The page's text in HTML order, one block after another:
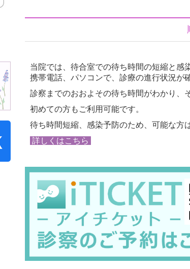
感染症状がなく感染確認希望
(院内検査開始により検査後
■ 2019年09月18日
ホームページをリニューアル
当院では、待合室での待ち時間の短縮と感
携帯電話、パソコンで、診療の進行状況が
診察までのおおよその待ち時間がわかり、
初めての方もご利用可能です。
待ち時間短縮、感染予防のため、可能な方は
詳しくはこちら